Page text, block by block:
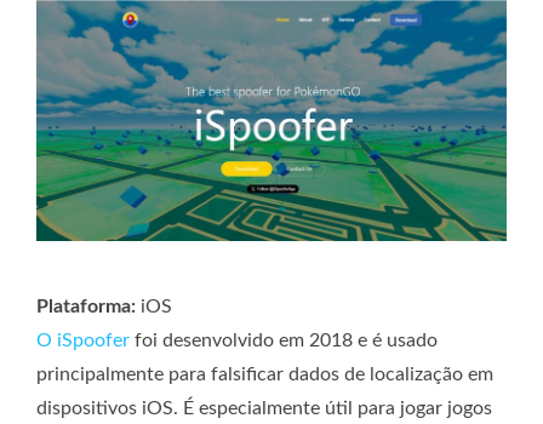
Plataforma: iOS
O iSpoofer foi desenvolvido em 2018 e é usado
principalmente para falsificar dados de localização em
dispositivos iOS. É especialmente útil para jogar jogos